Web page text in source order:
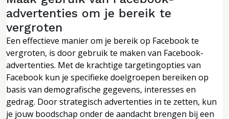
advertenties om je bereik te
vergroten
Een effectieve manier om je bereik op Facebook te
vergroten, is door gebruik te maken van Facebook-
advertenties. Met de krachtige targetingopties van
Facebook kun je specifieke doelgroepen bereiken op
basis van demografische gegevens, interesses en
gedrag. Door strategisch advertenties in te zetten, kun
je jouw boodschap onder de aandacht brengen bij een